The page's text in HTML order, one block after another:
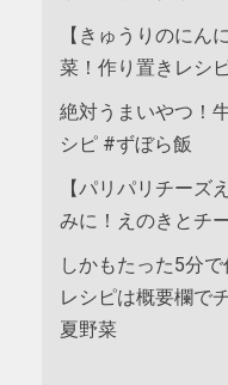
【きゅうりのにん
菜！作り置きレシ
絶対うまいやつ！
シピ #ずぼら飯
【パリパリチーズ
みに！えのきとチ
しかもたった5分
レシピは概要欄で
夏野菜